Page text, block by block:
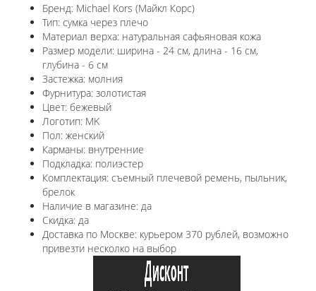
Бренд: Michael Kors (Майкл Корс)
Тип: сумка через плечо
Материал верха: натуральная сафьяновая кожа
Размер модели: ширина - 24 см, длина - 16 см,
глубина - 6 см
Застежка: молния
Фурнитура: золотистая
Цвет: бежевый
Логотип: MK
Пол: женский
Карманы: внутренние
Подкладка: полиэстер
Комплектация: съемный плечевой ремень, пыльник,
брелок
Наличие в магазине: да
Скидка: да
Доставка по Москве: курьером 370 рублей, возможно
привезти несколко на выбор